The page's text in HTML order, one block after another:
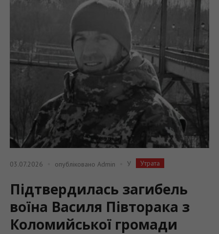
03.07.2026 опубліковано Admin У Утрата
Підтвердилась загибель
воїна Василя Півторака з
Коломийської громади